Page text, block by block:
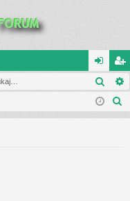
al
og
ar
ej